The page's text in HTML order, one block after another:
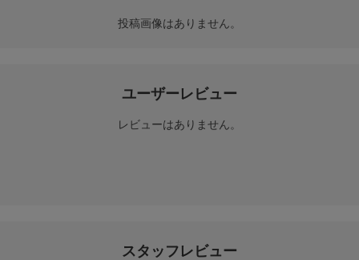
投稿画像はありません。
ユーザーレビュー
レビューはありません。
スタッフレビュー